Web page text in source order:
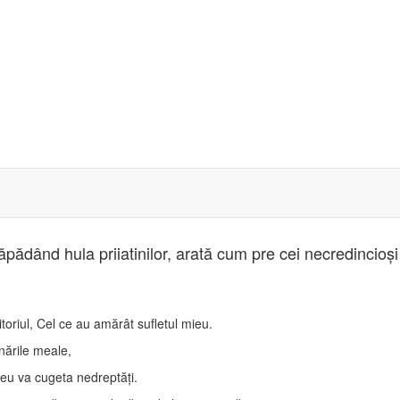
hula priiatinilor, arată cum pre cei
Cel ce au amărât sufletul mieu.
meale,
va cugeta nedreptăţi.